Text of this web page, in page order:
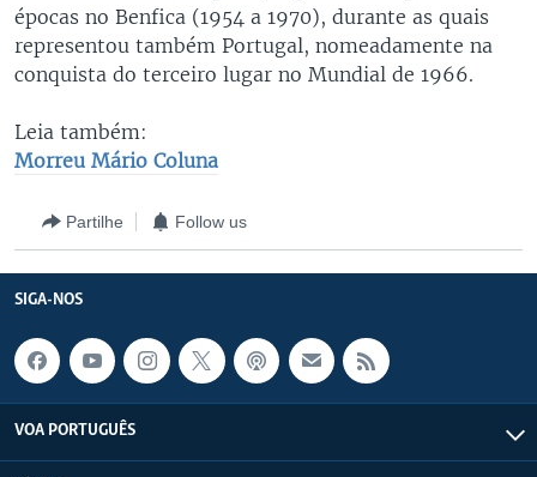
épocas no Benfica (1954 a 1970), durante as quais
representou também Portugal, nomeadamente na
conquista do terceiro lugar no Mundial de 1966.
Leia também:
Morreu Mário Coluna
Partilhe Follow us
SIGA-NOS
VOA PORTUGUÊS